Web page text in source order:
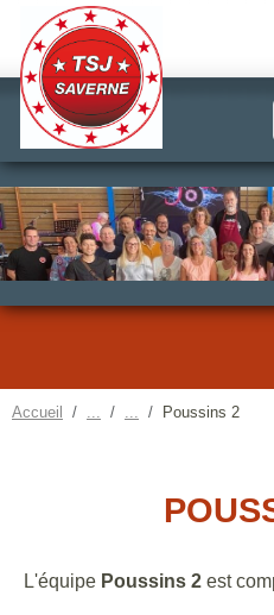
Accueil Poussins 2
L'équipe Poussins 2 est
Panneau de gestion des cookies